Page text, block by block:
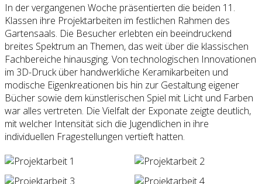
In der vergangenen Woche präsentierten die beiden 11.
Klassen ihre Projektarbeiten im festlichen Rahmen des
Gartensaals. Die Besucher erlebten ein beeindruckend
breites Spektrum an Themen, das weit über die klassischen
Fachbereiche hinausging. Von technologischen Innovationen
im 3D-Druck über handwerkliche Keramikarbeiten und
modische Eigenkreationen bis hin zur Gestaltung eigener
Bücher sowie dem künstlerischen Spiel mit Licht und Farben
war alles vertreten. Die Vielfalt der Exponate zeigte deutlich,
mit welcher Intensität sich die Jugendlichen in ihre
individuellen Fragestellungen vertieft hatten.